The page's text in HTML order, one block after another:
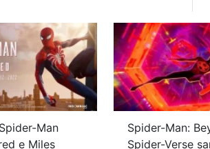
Man
e Miles
Spider-Man:
Spider-Verse